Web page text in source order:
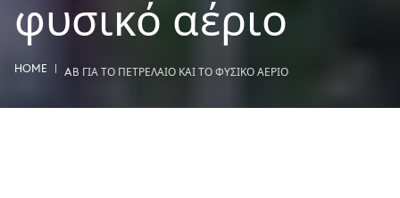
φυσικό αέριο
HOME AB ΓΙΑ ΤΟ ΠΕΤΡΈΛΑΙΟ ΚΑΙ ΤΟ ΦΥΣΙΚΌ ΑΈΡΙΟ